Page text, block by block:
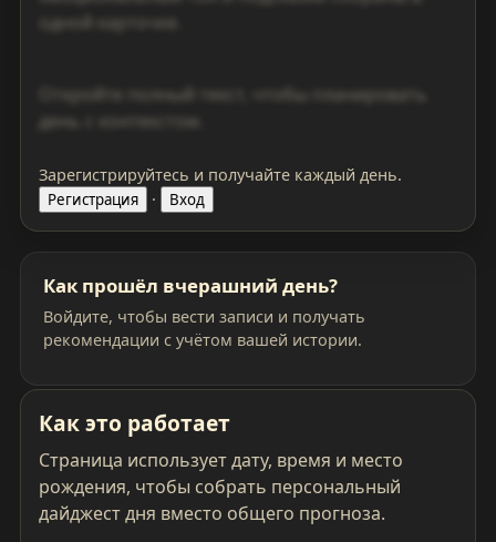
одной карточке.
Откройте полный текст, чтобы планировать
день с контекстом.
Зарегистрируйтесь и получайте каждый день.
Регистрация · Вход
Как прошёл вчерашний день?
Войдите, чтобы вести записи и получать
рекомендации с учётом вашей истории.
Как это работает
Страница использует дату, время и место
рождения, чтобы собрать персональный
дайджест дня вместо общего прогноза.